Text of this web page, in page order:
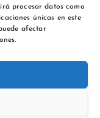
procesar datos como
únicas en este
afectar
y Marcas |